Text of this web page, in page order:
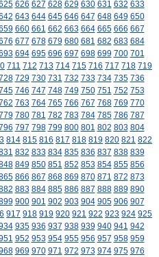
626 627 628 629 630 631 632 633
643 644 645 646 647 648 649 650
660 661 662 663 664 665 666 667
677 678 679 680 681 682 683 684
694 695 696 697 698 699 700 701
711 712 713 714 715 716 717 718 719
729 730 731 732 733 734 735 736
746 747 748 749 750 751 752 753
763 764 765 766 767 768 769 770
780 781 782 783 784 785 786 787
797 798 799 800 801 802 803 804
814 815 816 817 818 819 820 821 822
832 833 834 835 836 837 838 839
849 850 851 852 853 854 855 856
866 867 868 869 870 871 872 873
883 884 885 886 887 888 889 890
900 901 902 903 904 905 906 907
917 918 919 920 921 922 923 924 925
935 936 937 938 939 940 941 942
952 953 954 955 956 957 958 959
969 970 971 972 973 974 975 976